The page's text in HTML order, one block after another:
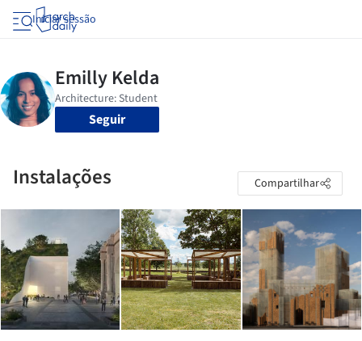
Iniciar sessão
Seguir
Instalações Compartilhar